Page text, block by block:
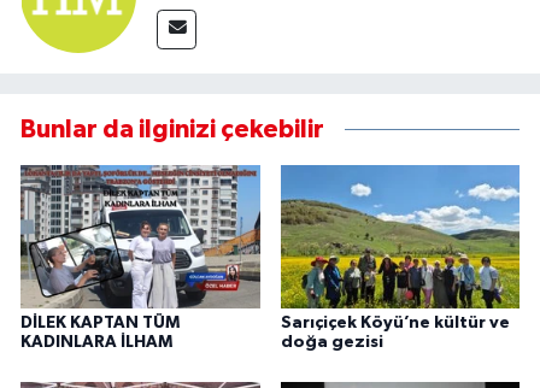
Bunlar da ilginizi çekebilir
DİLEK KAPTAN TÜM
KADINLARA İLHAM
Sarıçiçek Köyü’ne kültür ve
doğa gezisi